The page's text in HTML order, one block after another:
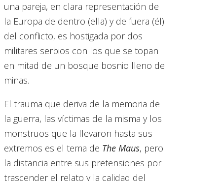
una pareja, en clara representación de
la Europa de dentro (ella) y de fuera (él)
del conflicto, es hostigada por dos
militares serbios con los que se topan
en mitad de un bosque bosnio lleno de
minas.
El trauma que deriva de la memoria de
la guerra, las víctimas de la misma y los
monstruos que la llevaron hasta sus
extremos es el tema de The Maus, pero
la distancia entre sus pretensiones por
trascender el relato y la calidad del